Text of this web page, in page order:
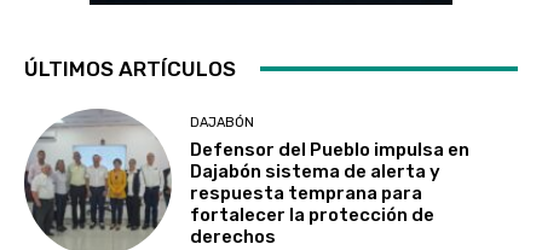
ÚLTIMOS ARTÍCULOS
DAJABÓN
Defensor del Pueblo impulsa en
Dajabón sistema de alerta y
respuesta temprana para
fortalecer la protección de
derechos